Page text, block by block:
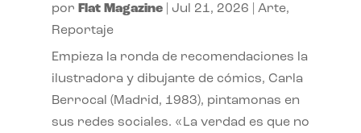
por Flat Magazine| Jul 21, 2026 Arte,
Reportaje
Empieza la ronda de recomendaciones la
ilustradora y dibujante de cómics, Carla
Berrocal (Madrid, 1983), pintamonas en
sus redes sociales. «La verdad es que no